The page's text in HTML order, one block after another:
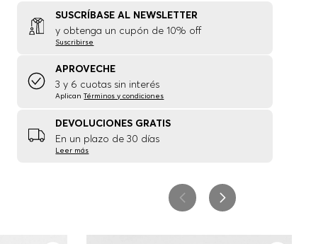
SUSCRÍBASE AL NEWSLETTER
y obtenga un cupón de 10% off
Suscribirse
APROVECHE
3 y 6 cuotas sin interés
AplicanTérminos y condiciones
DEVOLUCIONES GRATIS
En un plazo de 30 días
Leer más